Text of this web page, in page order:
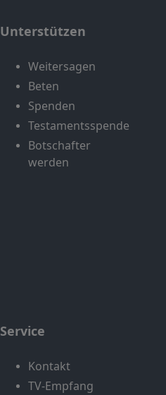
Unterstützen
Weitersagen
Beten
Spenden
Testamentsspende
Botschafter
werden
Service
Kontakt
TV-Empfang